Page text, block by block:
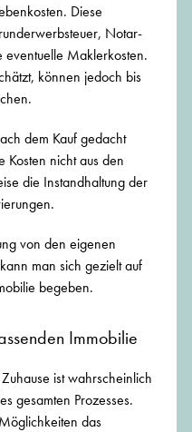
Diese
Notar-
Maklerkosten.
können jedoch bis
dem Kauf gedacht
Kosten nicht aus den
die Instandhaltung der
von den eigenen
man sich gezielt auf
begeben.
Immobilie
ist wahrscheinlich
gesamten Prozesses.
das